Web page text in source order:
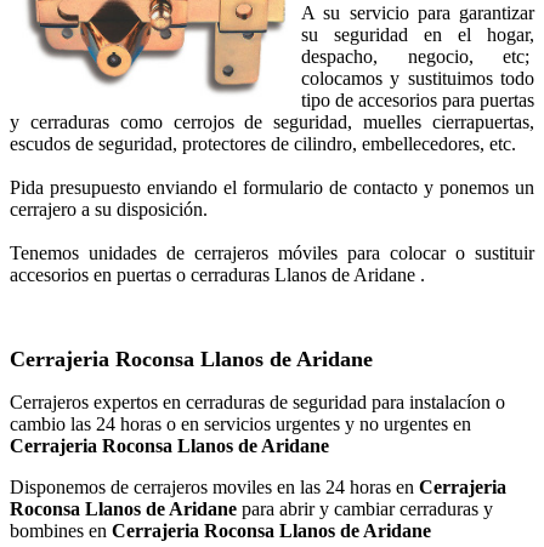
A su servicio para garantizar
su seguridad en el hogar,
despacho, negocio, etc;
colocamos y sustituimos todo
tipo de accesorios para puertas
y cerraduras como cerrojos de seguridad, muelles cierrapuertas,
escudos de seguridad, protectores de cilindro, embellecedores, etc.
Pida presupuesto enviando el formulario de contacto y ponemos un
cerrajero a su disposición.
Tenemos unidades de cerrajeros móviles para colocar o sustituir
accesorios en puertas o cerraduras Llanos de Aridane .
Cerrajeria Roconsa Llanos de Aridane
Cerrajeros expertos en cerraduras de seguridad para instalacíon o
cambio las 24 horas o en servicios urgentes y no urgentes en
Cerrajeria Roconsa Llanos de Aridane
Disponemos de cerrajeros moviles en las 24 horas en Cerrajeria
Roconsa Llanos de Aridane para abrir y cambiar cerraduras y
bombines en Cerrajeria Roconsa Llanos de Aridane